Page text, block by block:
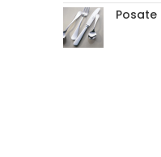
Posate